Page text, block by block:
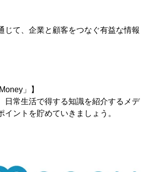
じて、企業と顧客をつなぐ有益な情報
」】
日常生活で得する知識を紹介するメデ
ントを貯めていきましょう。